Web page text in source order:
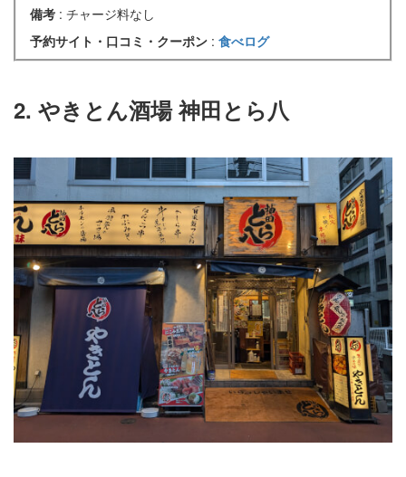
備考 : チャージ料なし
予約サイト・口コミ・クーポン : 食べログ
2. やきとん酒場 神田とら八